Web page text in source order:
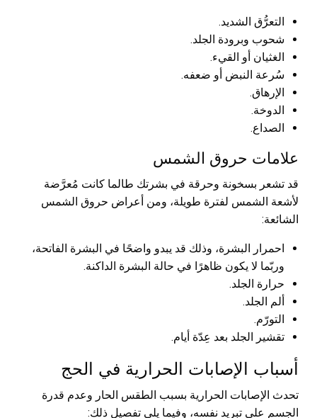
التعرُّق الشديد.
شحوب وبرودة الجلد.
الغثيان أو القيء.
سُرعة النبض أو ضعفه.
الإرهاق.
الدوخة.
الصداع.
علامات حروق الشمس
قد تشعر بسخونة وحرقة في بشرتك طالما كانت مُعرَّضة
لأشعة الشمس لفترة طويلة، ومن أعراض حروق الشمس
الشائعة:
احمرار البشرة، وذلك قد يبدو واضحًا في البشرة الفاتحة،
وربّما لا يكون ظاهرًا في حالة البشرة الداكنة.
حرارة الجلد.
ألم الجلد.
التورّم.
تقشير الجلد بعد عِدّة أيام.
أسباب الإصابات الحرارية في الحج
تحدث الإصابات الحرارية بسبب الطقس الحار وعدم قدرة
الجسم على تبريد نفسه، وفيما يلي تفصيل ذلك: